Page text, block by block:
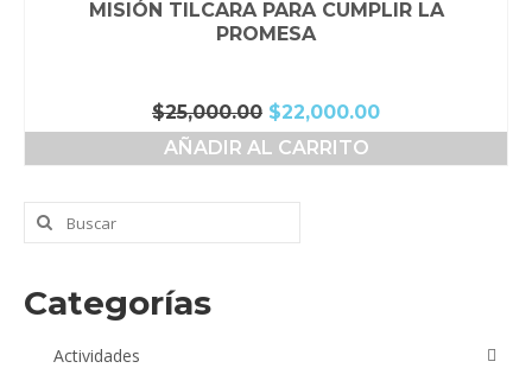
MISIÓN TILCARA PARA CUMPLIR LA
PROMESA
$25,000.00 El
precio
original
$25,000.00.
$22,000.00El
precio
AÑADIR AL CARRITO
Buscar
por:
Categorías
Actividades